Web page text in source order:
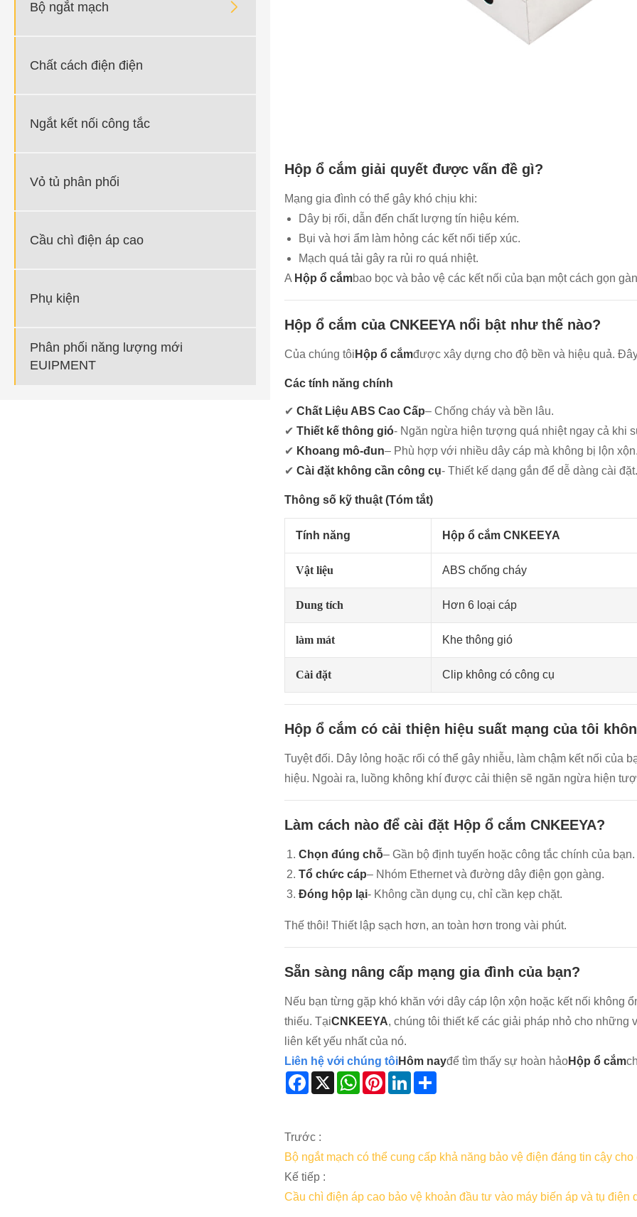
Bộ ngắt mạch 
Chất cách điện điện
Ngắt kết nối công tắc
Vỏ tủ phân phối
Cầu chì điện áp cao
Phụ kiện
Phân phối năng lượng mới
EUIPMENT
Hộp ổ cắm giải quyết được vấn đề gì?
Mạng gia đình có thể gây khó chịu khi:
Dây bị rối, dẫn đến chất lượng tín hiệu kém.
Bụi và hơi ẩm làm hỏng các kết nối tiếp xúc.
Mạch quá tải gây ra rủi ro quá nhiệt.
A Hộp ổ cắmbao bọc và bảo vệ các kết nối của bạn một cách gọn
Hộp ổ cắm của CNKEEYA nổi bật như thế nào?
Của chúng tôi Hộp ổ cắmđược xây dựng cho độ bền và hiệu quả.
Các tính năng chính
✔ Chất Liệu ABS Cao Cấp– Chống cháy và bền lâu.
✔ Thiết kế thông gió- Ngăn ngừa hiện tượng quá nhiệt ngay cả khi
✔ Khoang mô-đun– Phù hợp với nhiều dây cáp mà không bị lộn
✔ Cài đặt không cần công cụ- Thiết kế dạng gắn để dễ dàng cài đặt.
Thông số kỹ thuật (Tóm tắt)
Tính năng Hộp ổ cắm CNKEEYA
Vật liệu ABS chống cháy
Dung tích Hơn 6 loại cáp
làm mát Khe thông gió
Cài đặt Clip không có công cụ
Hộp ổ cắm có cải thiện hiệu suất mạng của tôi
Tuyệt đối. Dây lỏng hoặc rối có thể gây nhiễu, làm chậm kết nối của
hiệu. Ngoài ra, luồng không khí được cải thiện sẽ ngăn ngừa hiện
Làm cách nào để cài đặt Hộp ổ cắm CNKEEYA?
Chọn đúng chỗ– Gần bộ định tuyến hoặc công tắc chính của bạn.
Tổ chức cáp– Nhóm Ethernet và đường dây điện gọn gàng.
Đóng hộp lại- Không cần dụng cụ, chỉ cần kẹp chặt.
Thế thôi! Thiết lập sạch hơn, an toàn hơn trong vài phút.
Sẵn sàng nâng cấp mạng gia đình của bạn?
Nếu bạn từng gặp khó khăn với dây cáp lộn xộn hoặc kết nối không
thiếu. TạiCNKEEYA, chúng tôi thiết kế các giải pháp nhỏ cho
liên kết yếu nhất của nó.
Liên hệ với chúng tôiHôm nayđể tìm thấy sự hoàn hảoHộp ổ cắm
Facebook
X WhatsAppPinterestLinkedIn
Trước :
Bộ ngắt mạch có thể cung cấp khả năng bảo vệ điện đáng tin cậy
Kế tiếp :
Cầu chì điện áp cao bảo vệ khoản đầu tư vào máy biến áp và tụ điện